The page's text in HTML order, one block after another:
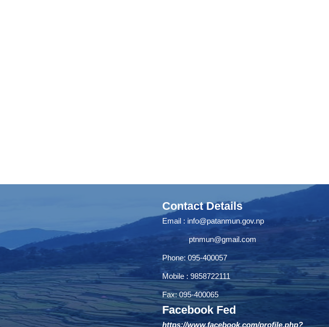
Contact Details
Email : info@patanmun.gov.np
ptnmun@gmail.com
Phone: 095-400057
Mobile : 9858722111
Fax: 095-400065
Facebook Fed
https://www.facebook.com/profile.php?